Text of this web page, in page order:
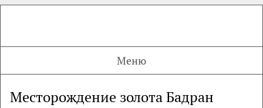
Меню
Месторождение золота Бадран